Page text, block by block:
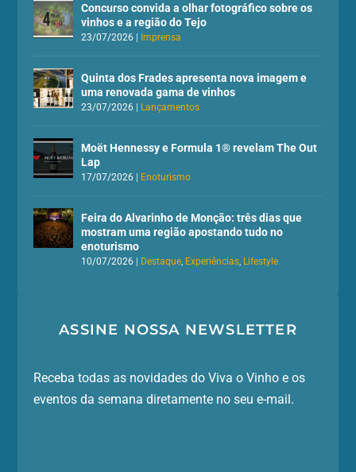
Concurso convida a olhar fotográfico sobre os
vinhos e a região do Tejo
23/07/2026 | Imprensa
Quinta dos Frades apresenta nova imagem e
uma renovada gama de vinhos
23/07/2026 | Lançamentos
Moët Hennessy e Formula 1® revelam The Out
Lap
17/07/2026 | Enoturismo
Feira do Alvarinho de Monção: três dias que
mostram uma região apostando tudo no
enoturismo
10/07/2026 | Destaque Experiências Lifestyle
ASSINE NOSSA NEWSLETTER
Receba todas as novidades do Viva o Vinho e os
eventos da semana diretamente no seu e-mail.